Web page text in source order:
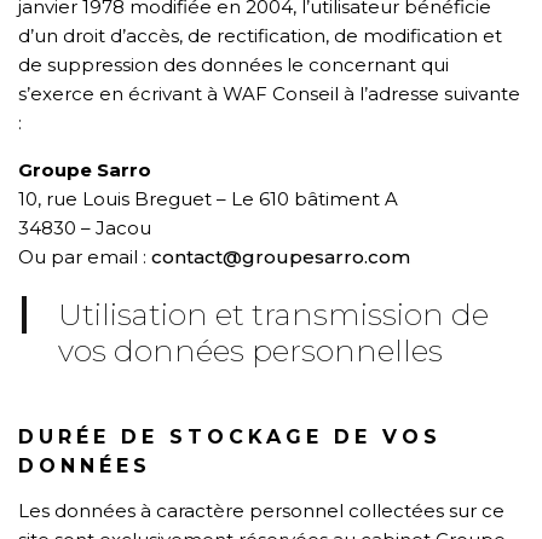
janvier 1978 modifiée en 2004, l’utilisateur bénéficie
d’un droit d’accès, de rectification, de modification et
de suppression des données le concernant qui
s’exerce en écrivant à WAF Conseil à l’adresse suivante
:
Groupe Sarro
10, rue Louis Breguet – Le 610 bâtiment A
34830 – Jacou
Ou par email : contact@groupesarro.com
Utilisation et transmission de
vos données personnelles
DURÉE DE STOCKAGE DE VOS
DONNÉES
Les données à caractère personnel collectées sur ce